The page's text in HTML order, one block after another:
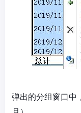
弹出的分组窗口中